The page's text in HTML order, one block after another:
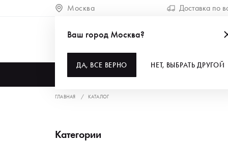
Москва Доставка по
Ваш город Москва?
ДА, ВСЕ ВЕРНО НЕТ, ВЫБРАТЬ ДРУГОЙ
ГЛАВНАЯ КАТАЛОГ
Категории